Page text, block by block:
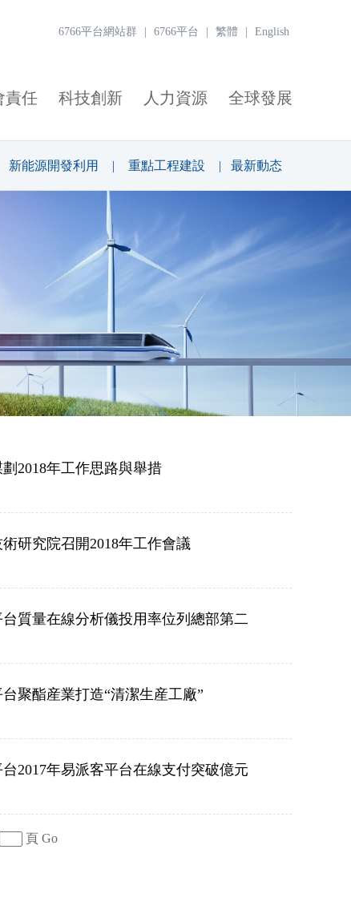
6766平台網站群 6766平台 繁體 English
責任 科技創新 人力資源 全球發展
新能源開發利用 | 重點工程建設 | 最新動态
2018年工作思路與舉措
研究院召開2018年工作會議
台質量在線分析儀投用率位列總部第二
台聚酯産業打造“清潔生産工廠”
台2017年易派客平台在線支付突破億元
頁 Go